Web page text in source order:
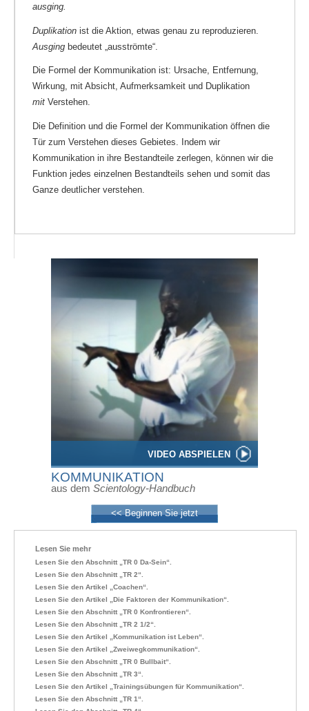
VIDEO ABSPIELEN
KOMMUNIKATION
aus dem Scientology-Handbuch
<< Beginnen Sie jetzt
ausging.
Duplikation ist die Aktion, etwas genau zu reproduzieren.
Ausging bedeutet „ausströmte“.
Die Formel der Kommunikation ist: Ursache, Entfernung,
Wirkung, mit Absicht, Aufmerksamkeit und Duplikation
mit Verstehen.
Die Definition und die Formel der Kommunikation öffnen die
Tür zum Verstehen dieses Gebietes. Indem wir
Kommunikation in ihre Bestandteile zerlegen, können wir die
Funktion jedes einzelnen Bestandteils sehen und somit das
Ganze deutlicher verstehen.
Lesen Sie mehr
Lesen Sie den Abschnitt „TR 0 Da-Sein“.
Lesen Sie den Abschnitt „TR 2“.
Lesen Sie den Artikel „Coachen“.
Lesen Sie den Artikel „Die Faktoren der Kommunikation“.
Lesen Sie den Abschnitt „TR 0 Konfrontieren“.
Lesen Sie den Abschnitt „TR 2 1/2“.
Lesen Sie den Artikel „Kommunikation ist Leben“.
Lesen Sie den Artikel „Zweiwegkommunikation“.
Lesen Sie den Abschnitt „TR 0 Bullbait“.
Lesen Sie den Abschnitt „TR 3“.
Lesen Sie den Artikel „Trainingsübungen für Kommunikation“.
Lesen Sie den Abschnitt „TR 1“.